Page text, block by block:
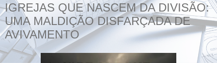
IGREJAS QUE NASCEM DA DIVISÃO:
UMA MALDIÇÃO DISFARÇADA DE
AVIVAMENTO